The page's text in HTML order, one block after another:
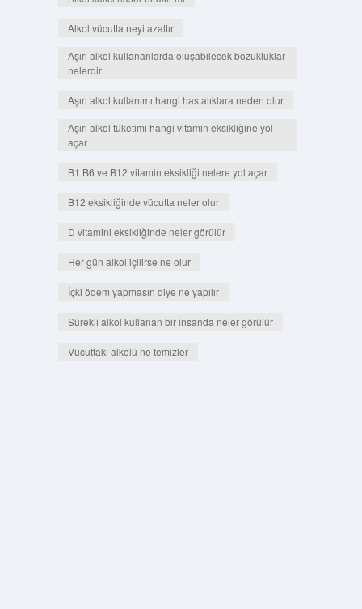
Alkol vücutta neyi azaltır
Aşırı alkol kullananlarda oluşabilecek bozukluklar
nelerdir
Aşırı alkol kullanımı hangi hastalıklara neden olur
Aşırı alkol tüketimi hangi vitamin eksikliğine yol
açar
B1 B6 ve B12 vitamin eksikliği nelere yol açar
B12 eksikliğinde vücutta neler olur
D vitamini eksikliğinde neler görülür
Her gün alkol içilirse ne olur
İçki ödem yapmasın diye ne yapılır
Sürekli alkol kullanan bir insanda neler görülür
Vücuttaki alkolü ne temizler